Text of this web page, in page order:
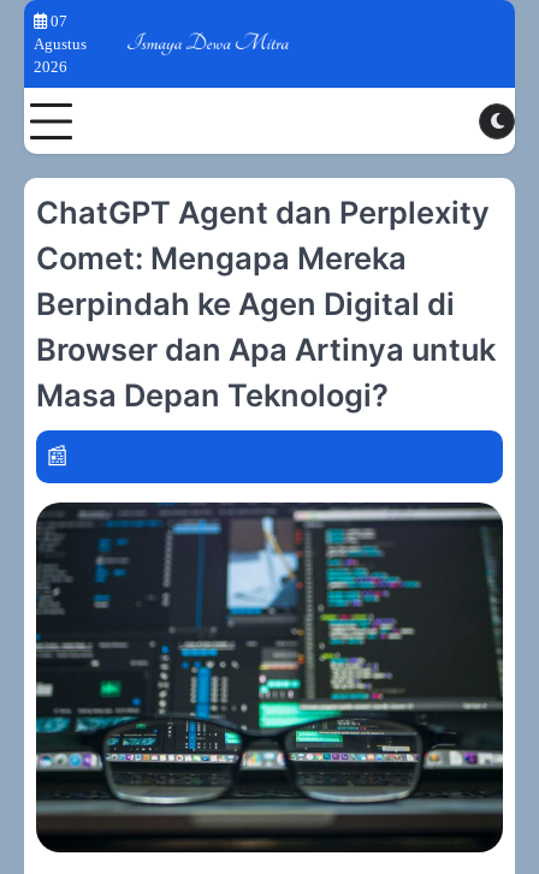
Skip
content
07
Agustus
2026
Toggle
ChatGPT Agent dan Perplexity
Comet: Mengapa Mereka
Berpindah ke Agen Digital di
Browser dan Apa Artinya untuk
Masa Depan Teknologi?